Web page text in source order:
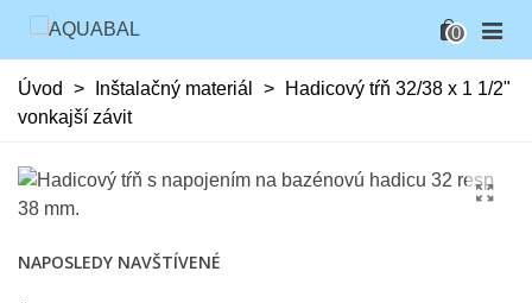
0
Úvod > Inštalačný materiál >
Hadicový tŕň 32/38 x 1 1/2"
vonkajší závit
NAPOSLEDY NAVŠTÍVENÉ